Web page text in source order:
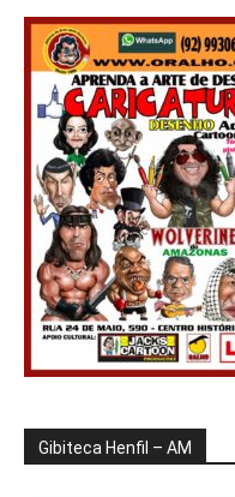
Gibiteca Henfil – AM